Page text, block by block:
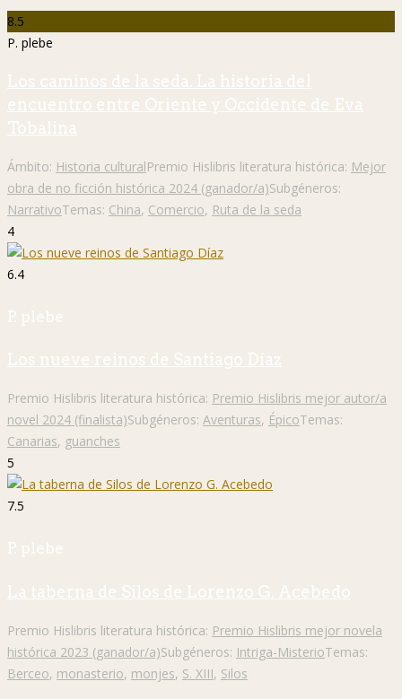
8.5
P. plebe
Los caminos de la seda. La historia del
encuentro entre Oriente y Occidente de Eva
Tobalina
Ámbito: Historia culturalPremio Hislibris literatura histórica: Mejor
obra de no ficción histórica 2024 (ganador/a)Subgéneros:
NarrativoTemas: China, Comercio, Ruta de la seda
4
6.4
P. plebe
Los nueve reinos de Santiago Díaz
Premio Hislibris literatura histórica: Premio Hislibris mejor autor/a
novel 2024 (finalista)Subgéneros: Aventuras, ÉpicoTemas:
Canarias, guanches
5
7.5
P. plebe
La taberna de Silos de Lorenzo G. Acebedo
Premio Hislibris literatura histórica: Premio Hislibris mejor novela
histórica 2023 (ganador/a)Subgéneros: Intriga-MisterioTemas:
Berceo, monasterio, monjes, S. XIII, Silos